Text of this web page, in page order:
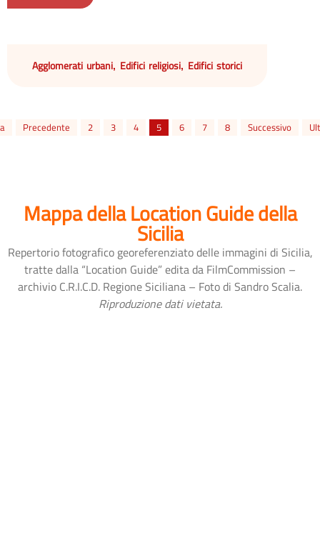
Agglomerati urbani, Edifici religiosi, Edifici storici
Precedente 2 3 4 5 6 7 8 Successivo
Mappa della Location Guide della
Sicilia
Repertorio fotografico georeferenziato delle immagini di Sicilia,
tratte dalla “Location Guide” edita da FilmCommission –
archivio C.R.I.C.D. Regione Siciliana – Foto di Sandro Scalia.
Riproduzione dati vietata.